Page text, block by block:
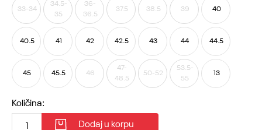
33-34
34.5-
35
36-
36.5
37.5 38.5 39 40
40.5 41 42 42.5 43 44 44.5
45 45.5 46
47-
48.5
50-52
53.5-
55
13
Količina:
Dodaj u korpu